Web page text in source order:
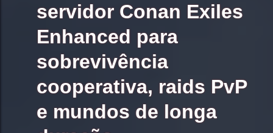
servidor Conan Exiles
Enhanced para
sobrevivência
cooperativa, raids PvP
e mundos de longa